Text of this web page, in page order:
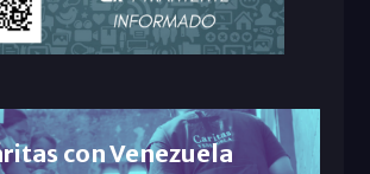
con Venezuela